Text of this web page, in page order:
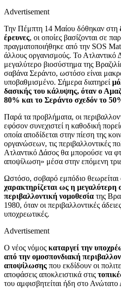
Advertisement
Την Πέμπτη 14 Μαίου δόθηκαν στη
έρευνες, οι οποίες βασίζονται σε
πραγματοποιήθηκε από την SOS
άλλους οργανισμούς. Το Ατλαντικό
μεγαλύτερο βιοσύστημα της
σαβάνα Σεράντο, ωστόσο είναι
υποβαθμισμένο. Σήμερα διατηρεί
δασικής του κάλυψης, όταν ο
80% και το Σεράντο σχεδόν το
Παρά τα προβλήματα, οι
εφόσον συνεχιστεί η καθοδική
οποία αποδίδεται στην πίεση της
οργανώσεων, τις περιβαλλοντικές
Ατλαντικό Δάσος θα μπορούσε να
αποψίλωση» μέσα στην επόμενη
Ωστόσο, σοβαρό εμπόδιο θεωρείται
χαρακτηρίζεται ως η μεγαλύτερη
περιβαλλοντική νομοθεσία της
1980, όταν οι περιβαλλοντικές
υποχρεωτικές.
Advertisement
Ο νέος νόμος καταργεί την
από την ομοσπονδιακή
αποψίλωσης που εκδίδουν οι
αποφάσεις αποκλειστικά στις
του αμφισβητείται ήδη στο Ανώτατο